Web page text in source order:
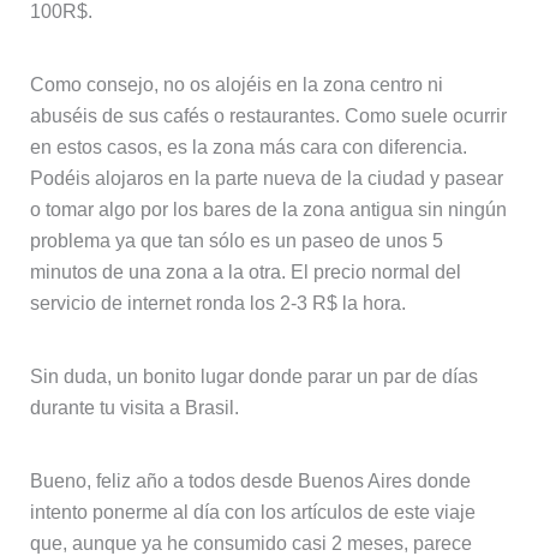
100R$.
Como consejo, no os alojéis en la zona centro ni
abuséis de sus cafés o restaurantes. Como suele ocurrir
en estos casos, es la zona más cara con diferencia.
Podéis alojaros en la parte nueva de la ciudad y pasear
o tomar algo por los bares de la zona antigua sin ningún
problema ya que tan sólo es un paseo de unos 5
minutos de una zona a la otra. El precio normal del
servicio de internet ronda los 2-3 R$ la hora.
Sin duda, un bonito lugar donde parar un par de días
durante tu visita a Brasil.
Bueno, feliz año a todos desde Buenos Aires donde
intento ponerme al día con los artículos de este viaje
que, aunque ya he consumido casi 2 meses, parece